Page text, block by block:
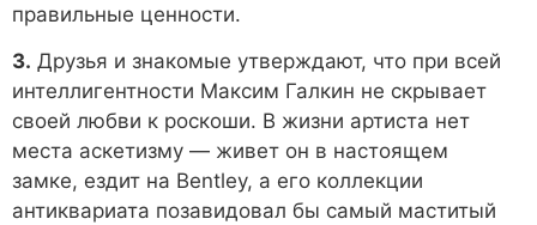
правильные ценности.
3. Друзья и знакомые утверждают, что при всей
интеллигентности Максим Галкин не скрывает
своей любви к роскоши. В жизни артиста нет
места аскетизму — живет он в настоящем
замке, ездит на Bentley, а его коллекции
антиквариата позавидовал бы самый маститый